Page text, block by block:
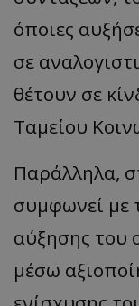
όποιες
σε
θέτουν σε
Ταμείου
Παράλληλα,
συμφωνεί με
αύξησης του
μέσω